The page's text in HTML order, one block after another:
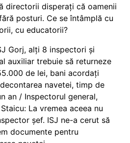
directorii disperați că oamenii
posturi. Ce se întâmplă cu
cu educatorii?
Gorj, alți 8 inspectori și
auxiliar trebuie să returneze
de lei, bani acordați
navetei, timp de
an / Inspectorul general,
La vremea aceea nu
șef. ISJ ne-a cerut să
documente pentru